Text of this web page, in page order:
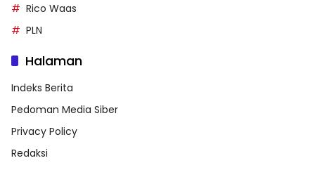
Rico Waas
PLN
Halaman
Indeks Berita
Pedoman Media Siber
Privacy Policy
Redaksi